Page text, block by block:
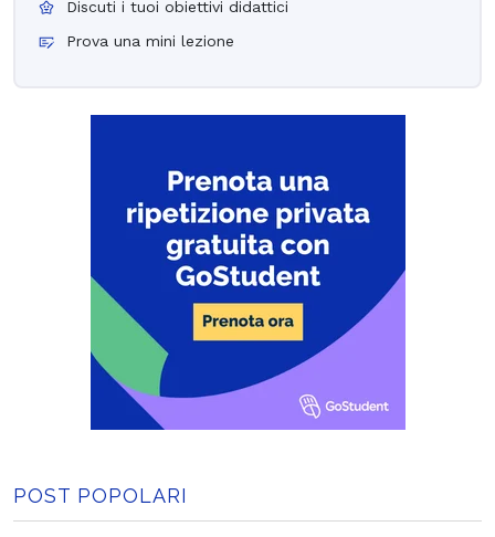
Discuti i tuoi obiettivi didattici
Prova una mini lezione
POST POPOLARI